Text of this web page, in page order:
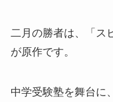
二月の勝者は、「ス
が原作です。
中学受験塾を舞台に